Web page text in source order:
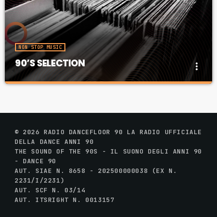
NON STOP MUSIC
90’S SELECTION more_vert
© 2026 RADIO DANCEFLOOR 90 LA RADIO UFFICIALE
DELLA DANCE ANNI 90
THE SOUND OF THE 90S - IL SUONO DEGLI ANNI 90
- DANCE 90
AUT. SIAE N. 8658 - 202500000038 (EX N.
2231/I/2231)
AUT. SCF N. 03/14
AUT. ITSRIGHT N. 0013157